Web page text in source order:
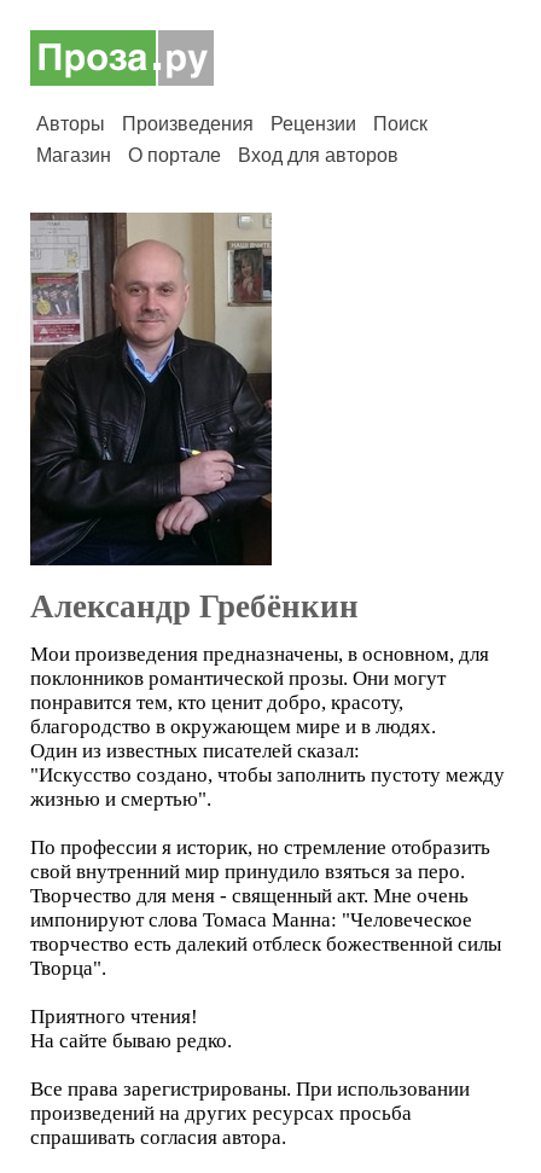
Авторы Произведения Рецензии
Поиск
Магазин
О портале Вход для авторов
Александр Гребёнкин
Мои произведения предназначены, в основном, для
поклонников романтической прозы. Они могут
понравится тем, кто ценит добро, красоту,
благородство в окружающем мире и в людях.
Один из известных писателей сказал:
"Искусство создано, чтобы заполнить пустоту между
жизнью и смертью".
По профессии я историк, но стремление отобразить
свой внутренний мир принудило взяться за перо.
Творчество для меня - священный акт. Мне очень
импонируют слова Томаса Манна: "Человеческое
творчество есть далекий отблеск божественной силы
Творца".
Приятного чтения!
На сайте бываю редко.
Все права зарегистрированы. При использовании
произведений на других ресурсах просьба
спрашивать согласия автора.